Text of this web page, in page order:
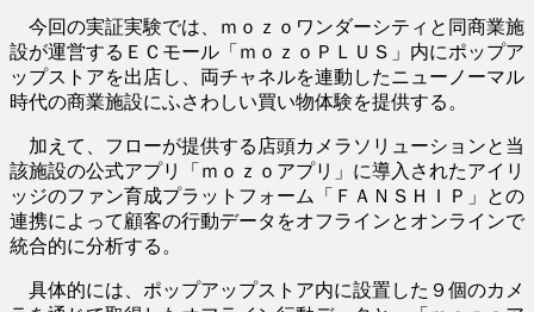
今回の実証実験では、ｍｏｚｏワンダーシティと同商業施
設が運営するＥＣモール「ｍｏｚｏＰＬＵＳ」内にポップア
ップストアを出店し、両チャネルを連動したニューノーマル
時代の商業施設にふさわしい買い物体験を提供する。
加えて、フローが提供する店頭カメラソリューションと当
該施設の公式アプリ「ｍｏｚｏアプリ」に導入されたアイリ
ッジのファン育成プラットフォーム「ＦＡＮＳＨＩＰ」との
連携によって顧客の行動データをオフラインとオンラインで
統合的に分析する。
具体的には、ポップアップストア内に設置した９個のカメ